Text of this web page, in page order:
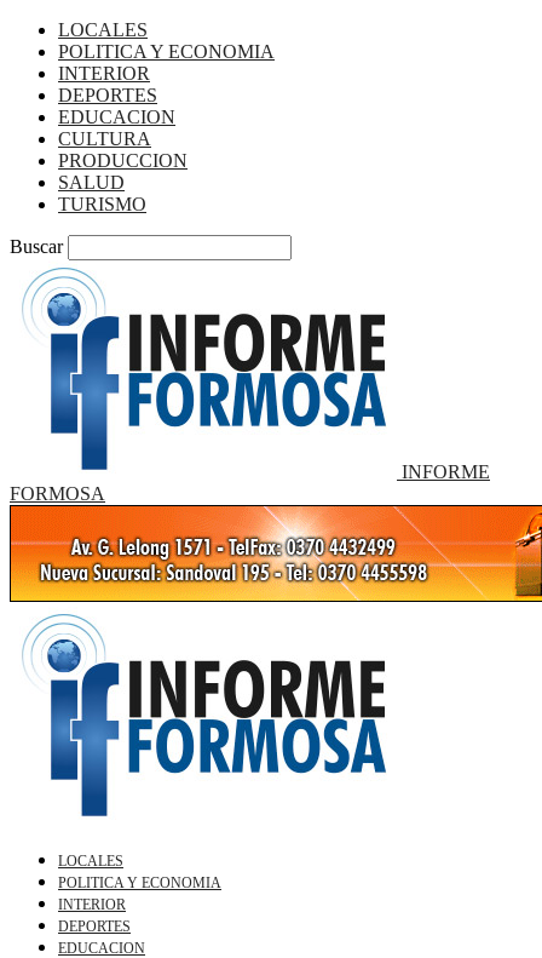
LOCALES
POLITICA Y ECONOMIA
INTERIOR
DEPORTES
EDUCACION
CULTURA
PRODUCCION
SALUD
TURISMO
Buscar
INFORME
FORMOSA
LOCALES
POLITICA Y ECONOMIA
INTERIOR
DEPORTES
EDUCACION